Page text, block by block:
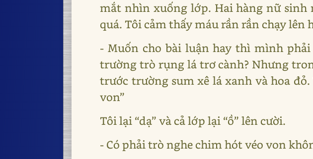
mắt nhìn xuống lớp. Hai hàng nữ
quá. Tôi cảm thấy máu rần rần chạy
- Muốn cho bài luận hay thì mình
trường trò rụng lá trơ cành? Nhưng
trước trường sum xê lá xanh và hoa
von”
Tôi lại “dạ” và cả lớp lại “ồ” lên cười.
- Có phải trò nghe chim hót véo von